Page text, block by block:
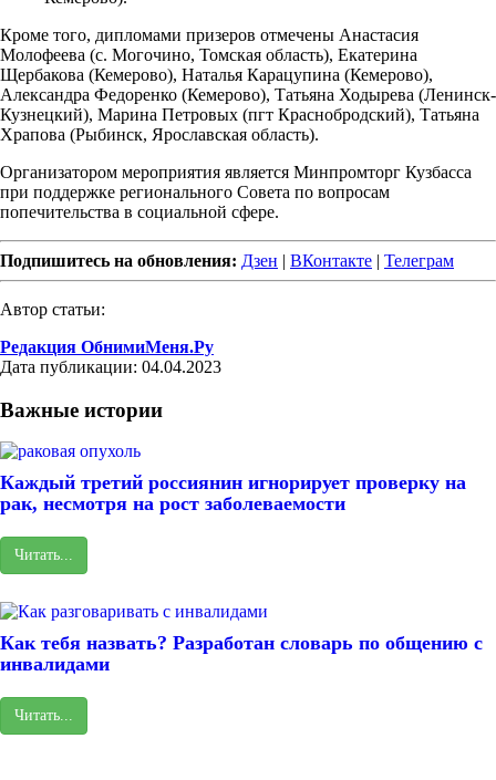
Кроме того, дипломами призеров отмечены Анастасия
Молофеева (с. Могочино, Томская область), Екатерина
Щербакова (Кемерово), Наталья Карацупина (Кемерово),
Александра Федоренко (Кемерово), Татьяна Ходырева (Ленинск-
Кузнецкий), Марина Петровых (пгт Краснобродский), Татьяна
Храпова (Рыбинск, Ярославская область).
Организатором мероприятия является Минпромторг Кузбасса
при поддержке регионального Совета по вопросам
попечительства в социальной сфере.
Подпишитесь на обновления: Дзен | ВКонтакте | Телеграм
Автор статьи:
Редакция ОбнимиМеня.Ру
Дата публикации: 04.04.2023
Важные истории
Каждый третий россиянин игнорирует проверку на
рак, несмотря на рост заболеваемости
Читать...
Как тебя назвать? Разработан словарь по общению с
инвалидами
Читать...